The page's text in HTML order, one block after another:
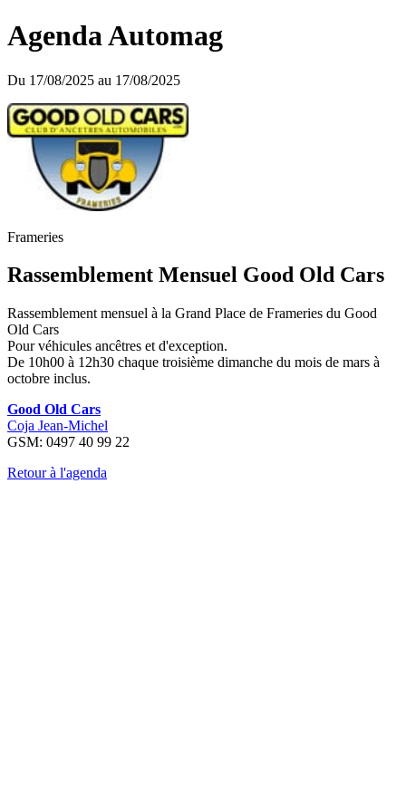
Agenda Automag
Du 17/08/2025 au 17/08/2025
Frameries
Rassemblement Mensuel Good Old Cars
Rassemblement mensuel à la Grand Place de Frameries du Good
Old Cars
Pour véhicules ancêtres et d'exception.
De 10h00 à 12h30 chaque troisième dimanche du mois de mars à
octobre inclus.
Good Old Cars
Coja Jean-Michel
GSM: 0497 40 99 22
Retour à l'agenda